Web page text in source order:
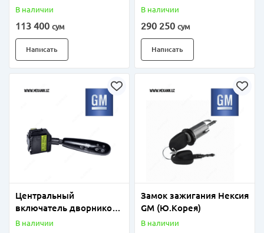
В наличии
113 400 сум
Написать
В наличии
290 250 сум
Написать
Центральный
включатель дворников
Матиз GM (Ю.Корея)
В наличии
Замок зажигания Нексия
GM (Ю.Корея)
В наличии